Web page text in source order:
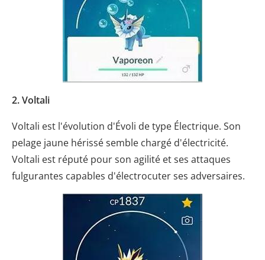
2. Voltali
Voltali est l'évolution d'Évoli de type Électrique. Son
pelage jaune hérissé semble chargé d'électricité.
Voltali est réputé pour son agilité et ses attaques
fulgurantes capables d'électrocuter ses adversaires.